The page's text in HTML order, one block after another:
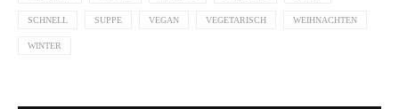
SCHNELL SUPPE VEGAN VEGETARISCH WEIHNACHTEN
WINTER